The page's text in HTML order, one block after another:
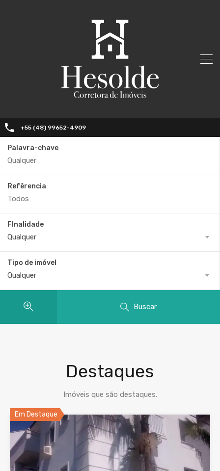
+55 (48) 99652-4909
Palavra-chave
Refêrencia
FInalidade
Qualquer
Tipo de imóvel
Qualquer
Buscar
Destaques
Imóveis que são destaques.
Em Destaque